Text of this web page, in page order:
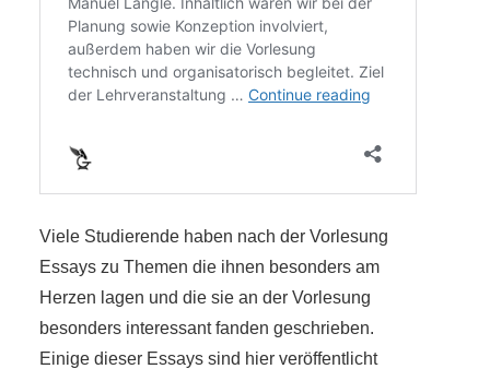
Viele Studierende haben nach der Vorlesung
Essays zu Themen die ihnen besonders am
Herzen lagen und die sie an der Vorlesung
besonders interessant fanden geschrieben.
Einige dieser Essays sind hier veröffentlicht